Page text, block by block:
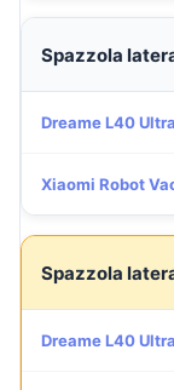
Spazzola
Dreame L40
Xiaomi Robot
Spazzola
Dreame L40